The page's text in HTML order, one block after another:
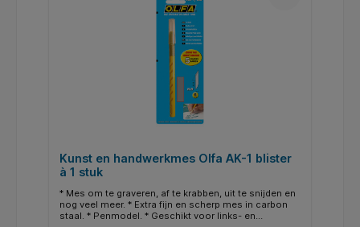
Kunst en handwerkmes Olfa AK-1 blister
à 1 stuk
* Mes om te graveren, af te krabben, uit te snijden en
nog veel meer. * Extra fijn en scherp mes in carbon
staal. * Penmodel. * Geschikt voor links- en